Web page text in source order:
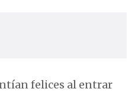
felices al entrar